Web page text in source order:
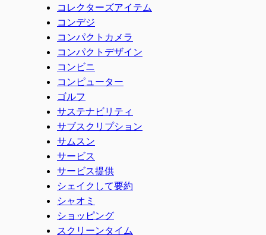
コレクターズアイテム
コンデジ
コンパクトカメラ
コンパクトデザイン
コンビニ
コンピューター
ゴルフ
サステナビリティ
サブスクリプション
サムスン
サービス
サービス提供
シェイクして要約
シャオミ
ショッピング
スクリーンタイム